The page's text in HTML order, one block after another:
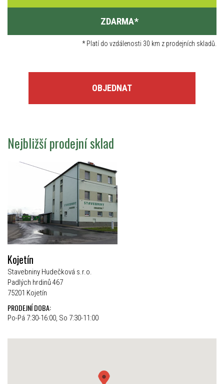
ZDARMA*
*Platí do vzdálenosti 30 km z prodejních skladů.
OBJEDNAT
Nejbližší prodejní sklad
Kojetín
Stavebniny Hudečková s.r.o.
Padlých hrdinů 467
75201 Kojetín
PRODEJNÍ DOBA:
Po-Pá 7:30-16:00, So 7:30-11:00